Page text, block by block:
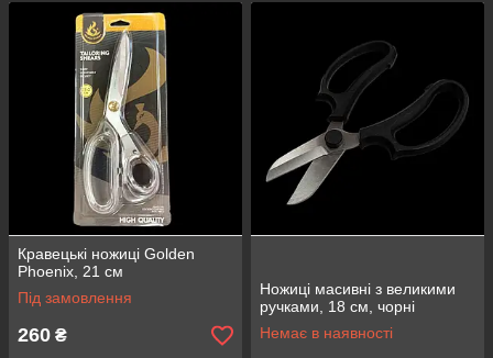
Кравецькі ножиці Golden
Phoenix, 21 см
Під замовлення
260 ₴
Ножиці масивні з великими
ручками, 18 см, чорні
Немає в наявності